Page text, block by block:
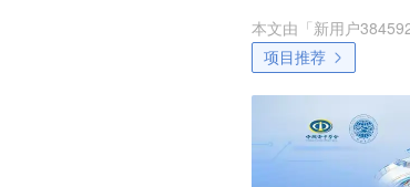
本文由「新用户
项目推荐